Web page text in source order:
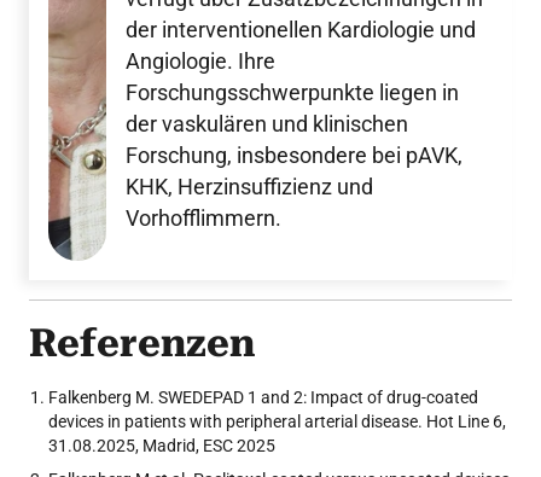
der interventionellen Kardiologie und
Angiologie. Ihre
Forschungsschwerpunkte liegen in
der vaskulären und klinischen
Forschung, insbesondere bei pAVK,
KHK, Herzinsuffizienz und
Vorhofflimmern.
Referenzen
Falkenberg M. SWEDEPAD 1 and 2: Impact of drug-coated
devices in patients with peripheral arterial disease. Hot Line 6,
31.08.2025, Madrid, ESC 2025